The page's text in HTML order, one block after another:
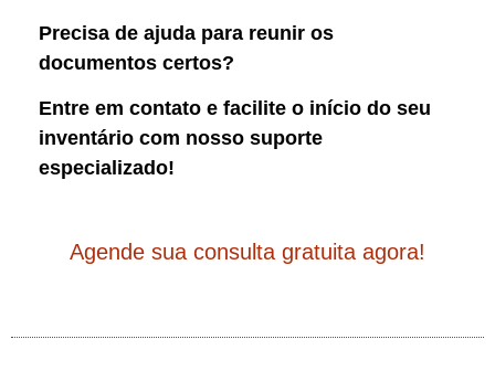
Precisa de ajuda para reunir os
documentos certos?
Entre em contato e facilite o início do seu
inventário com nosso suporte
especializado!
Agende sua consulta gratuita agora!